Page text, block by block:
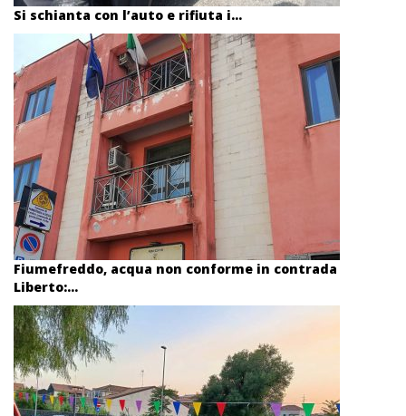
Si schianta con l’auto e rifiuta i...
Fiumefreddo, acqua non conforme in contrada
Liberto:...